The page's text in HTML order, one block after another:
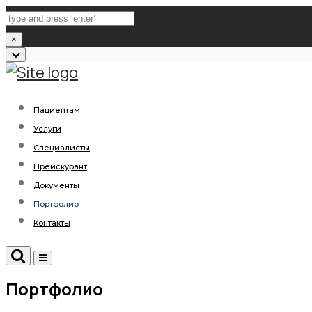
×
Close
top
Пациентам
Услуги
Специалисты
Прейскурант
Документы
Портфолио
Контакты
Search
Toggle
navigation
Портфолио